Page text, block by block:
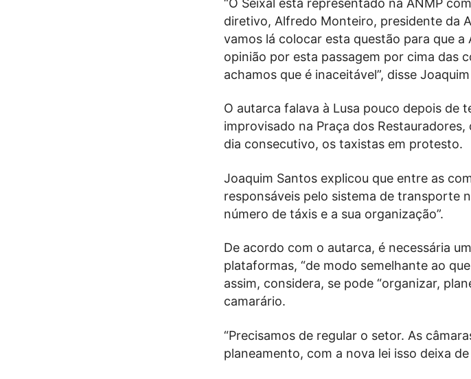
“O Seixal está representado na ANMP
diretivo, Alfredo Monteiro, presidente da
vamos lá colocar esta questão para que a
opinião por esta passagem por cima das
achamos que é inaceitável”, disse
O autarca falava à Lusa pouco depois de
improvisado na Praça dos
dia consecutivo, os taxistas em protesto.
Joaquim Santos explicou que entre as
responsáveis pelo sistema de transporte
número de táxis e a sua organização”.
De acordo com o autarca, é necessária
plataformas, “de modo semelhante ao
assim, considera, se pode “organizar,
camarário.
“Precisamos de regular o setor. As
planeamento, com a nova lei isso deixa